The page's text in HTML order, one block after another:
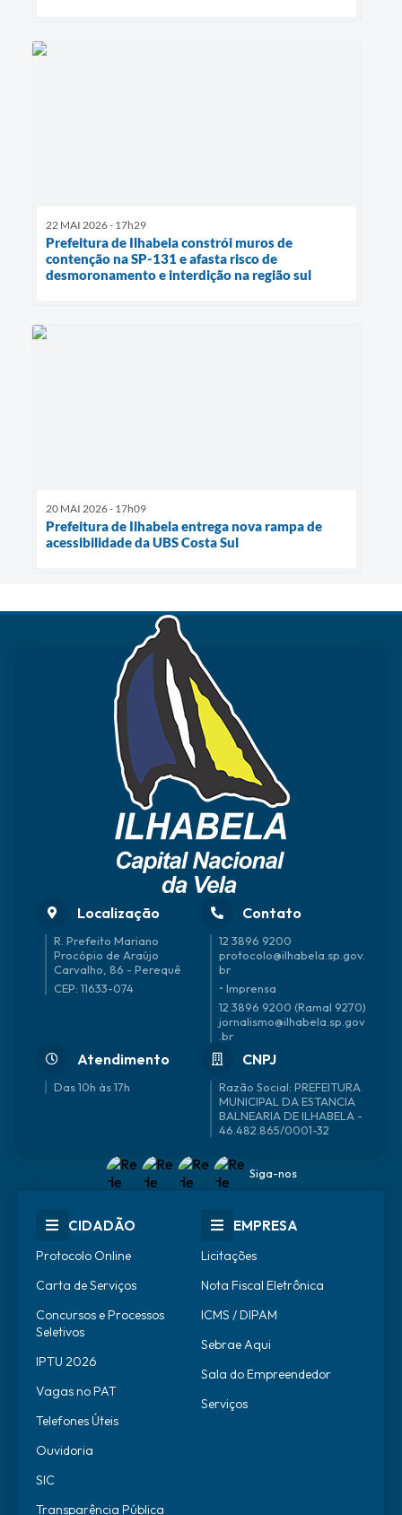
22 MAI 2026 - 17h29
Prefeitura de Ilhabela constrói muros de
contenção na SP-131 e afasta risco de
desmoronamento e interdição na região sul
20 MAI 2026 - 17h09
Prefeitura de Ilhabela entrega nova rampa de
acessibilidade da UBS Costa Sul
Localização
R. Prefeito Mariano
Procópio de Araújo
Carvalho, 86 - Perequê
CEP: 11633-074
Contato
12 3896 9200
protocolo@ilhabela.sp.gov.
br
• Imprensa
12 3896 9200 (Ramal 9270)
jornalismo@ilhabela.sp.gov
.br
Atendimento
Das 10h às 17h
CNPJ
46.482.865/0001-32
Siga-nos
CIDADÃO
Protocolo Online
Carta de Serviços
Concursos e Processos
Seletivos
IPTU 2026
Vagas no PAT
Telefones Úteis
Ouvidoria
SIC
Transparência Pública
EMPRESA
Licitações
Nota Fiscal Eletrônica
ICMS / DIPAM
Sebrae Aqui
Sala do Empreendedor
Serviços